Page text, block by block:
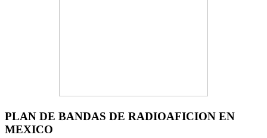
PLAN DE BANDAS DE RADIOAFICION EN
MEXICO